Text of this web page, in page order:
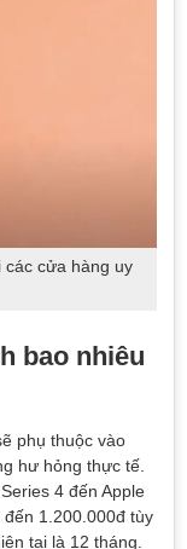
các cửa hàng uy
bao nhiêu
phụ thuộc vào
hư hỏng thực tế.
4 đến Apple
1.200.000đ tùy
tại là 12 tháng.